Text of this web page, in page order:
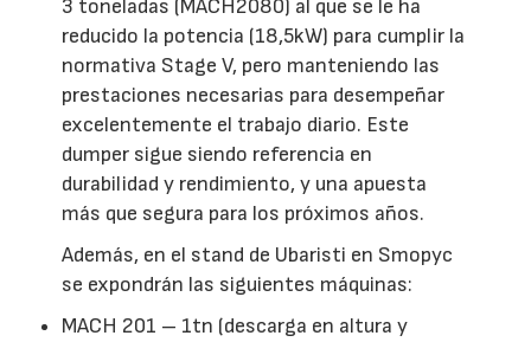
3 toneladas (MACH2080) al que se le ha
reducido la potencia (18,5kW) para cumplir la
normativa Stage V, pero manteniendo las
prestaciones necesarias para desempeñar
excelentemente el trabajo diario. Este
dumper sigue siendo referencia en
durabilidad y rendimiento, y una apuesta
más que segura para los próximos años.
Además, en el stand de Ubaristi en Smopyc
se expondrán las siguientes máquinas:
MACH 201 – 1tn (descarga en altura y